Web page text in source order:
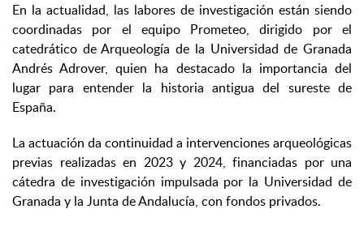
En la actualidad, las labores de investigación están siendo
coordinadas por el equipo Prometeo, dirigido por el
catedrático de Arqueología de la Universidad de Granada
Andrés Adrover, quien ha destacado la importancia del
lugar para entender la historia antigua del sureste de
España.
La actuación da continuidad a intervenciones arqueológicas
previas realizadas en 2023 y 2024, financiadas por una
cátedra de investigación impulsada por la Universidad de
Granada y la Junta de Andalucía, con fondos privados.